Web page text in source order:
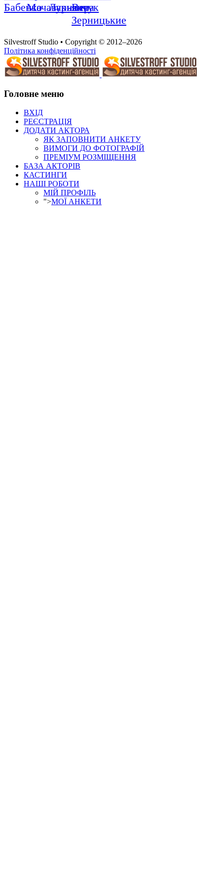
БабенкоМачавариани
Лукьянчук
Вера
Зерницькие
Silvestroff Studio • Copyright © 2012–2026
Політика конфіденційності
Головне меню
ВХІД
РЕЄСТРАЦІЯ
ДОДАТИ АКТОРА
ЯК ЗАПОВНИТИ АНКЕТУ
ВИМОГИ ДО ФОТОГРАФІЙ
ПРЕМІУМ РОЗМІЩЕННЯ
БАЗА АКТОРІВ
КАСТИНГИ
НАШІ РОБОТИ
МІЙ ПРОФІЛЬ
">МОЇ АНКЕТИ